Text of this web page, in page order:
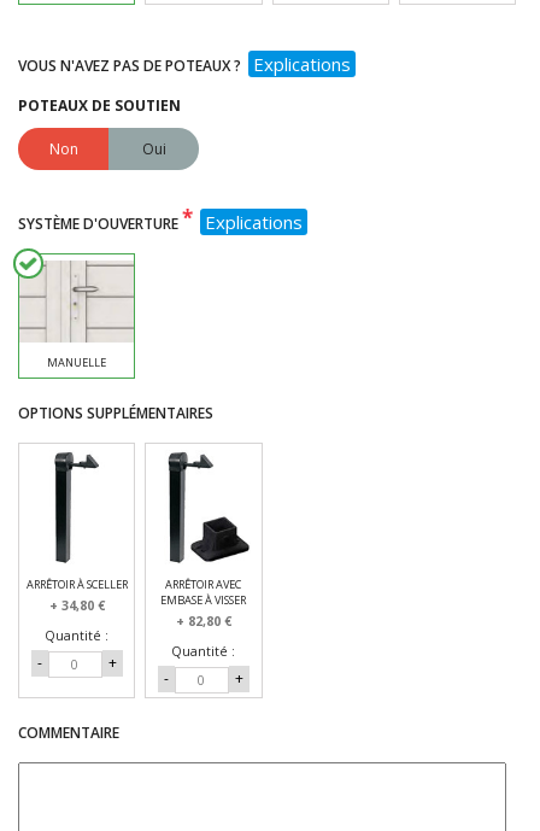
VOUS N'AVEZ PAS DE POTEAUX ? Explications
POTEAUX DE SOUTIEN
Non Oui
SYSTÈME D'OUVERTURE* Explications
MANUELLE
OPTIONS SUPPLÉMENTAIRES
ARRÊTOIR À SCELLER
+ 34,80 €
Quantité :
- +
ARRÊTOIR AVEC
EMBASE À VISSER
+ 82,80 €
Quantité :
- +
COMMENTAIRE